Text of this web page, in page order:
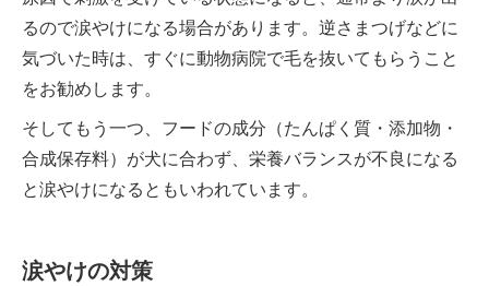
るので涙やけになる場合があります。逆さまつげなどに
気づいた時は、すぐに動物病院で毛を抜いてもらうこと
をお勧めします。
そしてもう一つ、フードの成分（たんぱく質・添加物・
合成保存料）が犬に合わず、栄養バランスが不良になる
と涙やけになるともいわれています。
涙やけの対策